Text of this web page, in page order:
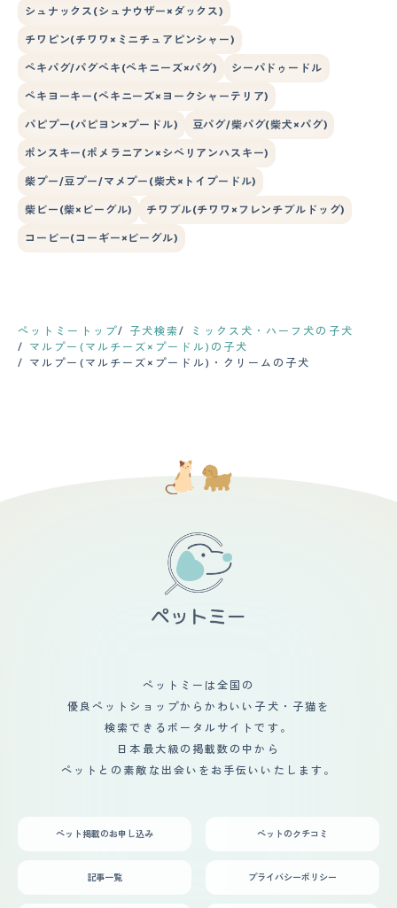
シュナックス(シュナウザー×ダックス)
チワピン(チワワ×ミニチュアピンシャー)
ペキパグ/パグペキ(ペキニーズ×パグ) シーパドゥードル
ペキヨーキー(ペキニーズ×ヨークシャーテリア)
パピプー(パピヨン×プードル) 豆パグ/柴パグ(柴犬×パグ)
ポンスキー(ポメラニアン×シベリアンハスキー)
柴プー/豆プー/マメプー(柴犬×トイプードル)
柴ビー(柴×ビーグル) チワブル(チワワ×フレンチブルドッグ)
コービー(コーギー×ビーグル)
ペットミートップ 子犬検索
ミックス犬・ハーフ犬の子犬
マルプー(マルチーズ×プードル)の子犬
マルプー(マルチーズ×プードル)・クリームの子犬
ペットミーは全国の
優良ペットショップからかわいい子犬・子猫を
検索できるポータルサイトです。
日本最大級の掲載数の中から
ペットとの素敵な出会いをお手伝いいたします。
ペット掲載のお申し込み ペットのクチコミ
記事一覧 プライバシーポリシー